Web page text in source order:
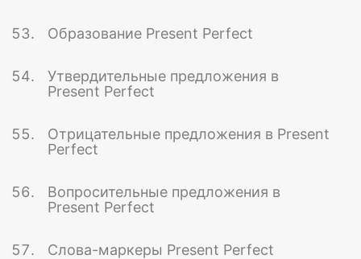
Образование Present Perfect
Утвердительные предложения в
Present Perfect
Отрицательные предложения в Present
Perfect
Вопросительные предложения в
Present Perfect
Слова-маркеры Present Perfect